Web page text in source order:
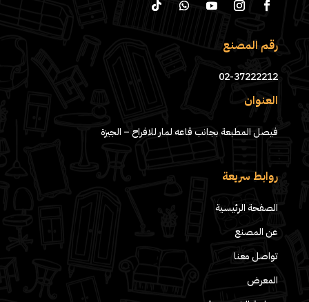
رقم المصنع
02-37222212
العنوان
فيصل المطبعة بجانب قاعه لمار للافراح – الجيزة
روابط سريعة
الصفحة الرئيسية
عن المصنع
تواصل معنا
المعرض